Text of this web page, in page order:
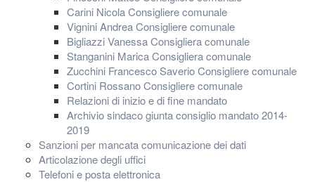
Carini Nicola Consigliere comunale
Vignini Andrea Consigliere comunale
Bigliazzi Vanessa Consigliera comunale
Stanganini Marica Consigliera comunale
Zucchini Francesco Saverio Consigliere comunale
Cortini Rossano Consigliere comunale
Relazioni di inizio e di fine mandato
Archivio sindaco giunta consiglio mandato 2014-
2019
Sanzioni per mancata comunicazione dei dati
Articolazione degli uffici
Telefoni e posta elettronica